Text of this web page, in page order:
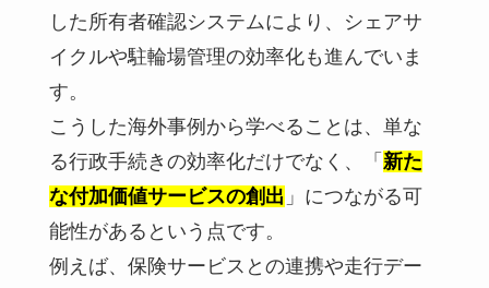
した所有者確認システムにより、シェアサ
イクルや駐輪場管理の効率化も進んでいま
す。
こうした海外事例から学べることは、単な
る行政手続きの効率化だけでなく、「 新た
な付加価値サービスの創出 」につながる可
能性があるという点です。
例えば、保険サービスとの連携や走行デー